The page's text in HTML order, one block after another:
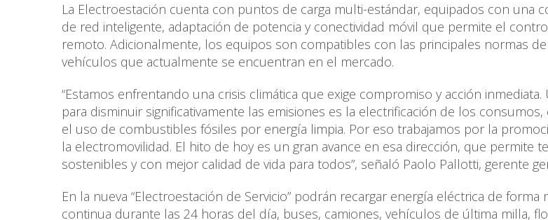
La Electroestación cuenta con puntos de carga multi-estándar, equipados con una
de red inteligente, adaptación de potencia y conectividad móvil que permite el
remoto. Adicionalmente, los equipos son compatibles con las principales normas
vehículos que actualmente se encuentran en el mercado.
“Estamos enfrentando una crisis climática que exige compromiso y acción
para disminuir significativamente las emisiones es la electrificación de los
el uso de combustibles fósiles por energía limpia. Por eso trabajamos por la
la electromovilidad. El hito de hoy es un gran avance en esa dirección, que permite
sostenibles y con mejor calidad de vida para todos”, señaló Paolo Pallotti, gerente
En la nueva “Electroestación de Servicio” podrán recargar energía eléctrica de forma
continua durante las 24 horas del día, buses, camiones, vehículos de última milla,